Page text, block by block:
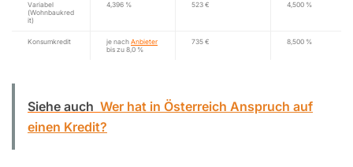
Variabel
(Wohnbaukred
it)
4,396 % 523 € 4,500 %
Konsumkredit je nach Anbieter
bis zu 8,0 %
735 € 8,500 %
Siehe auch Wer hat in Österreich Anspruch auf
einen Kredit?